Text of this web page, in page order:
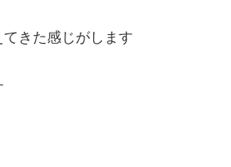
きた感じがします